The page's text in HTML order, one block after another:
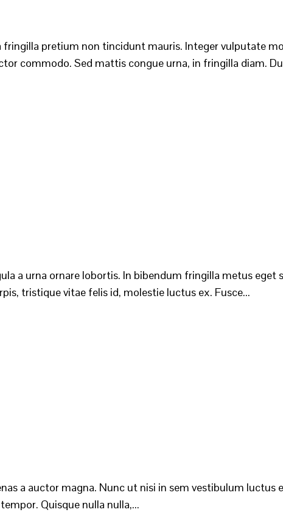
pretium non tincidunt mauris. Integer vulputate
commodo. Sed mattis congue urna, in fringilla diam.
a urna ornare lobortis. In bibendum fringilla metus eget
tristique vitae felis id, molestie luctus ex. Fusce...
a auctor magna. Nunc ut nisi in sem vestibulum luctus
Quisque nulla nulla,...